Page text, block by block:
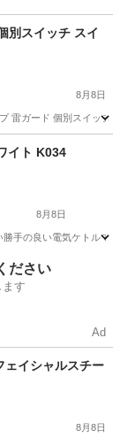
別スイッチ スイ
8月8日
雷ガード 個別スイッ
イト K034
8月8日
手の良い電気ケトルで
ださい
す
Ad
ェイシャルスチー
8月8日